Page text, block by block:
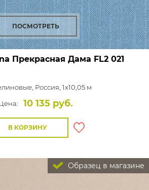
ПОСМОТРЕТЬ
Прекрасная Дама FL2 021
Россия, 1x10,05 м
10 135 руб.
В КОРЗИНУ
Образец в магазине